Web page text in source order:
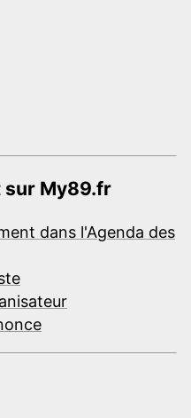
sur My89.fr
dans l'Agenda des